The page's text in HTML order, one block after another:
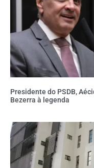
Presidente do PSDB,
Bezerra à legenda